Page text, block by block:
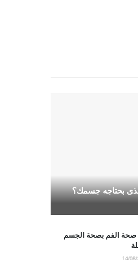
بحتاجه جسمك؟
صحة الفم بصحة الجسم